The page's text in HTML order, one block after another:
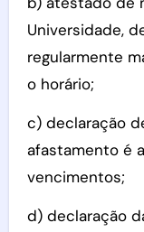
Universidade,
regularmente
o horário;
c) declaração
afastamento é
vencimentos;
d) declaração